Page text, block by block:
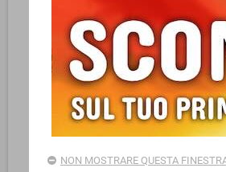
NON MOSTRARE QUESTA